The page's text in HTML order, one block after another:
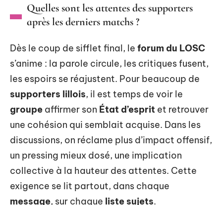
Quelles sont les attentes des supporters
après les derniers matchs ?
Dès le coup de sifflet final, le forum du LOSC
s’anime : la parole circule, les critiques fusent,
les espoirs se réajustent. Pour beaucoup de
supporters lillois, il est temps de voir le
groupe affirmer son État d’esprit et retrouver
une cohésion qui semblait acquise. Dans les
discussions, on réclame plus d’impact offensif,
un pressing mieux dosé, une implication
collective à la hauteur des attentes. Cette
exigence se lit partout, dans chaque
message, sur chaque liste sujets.